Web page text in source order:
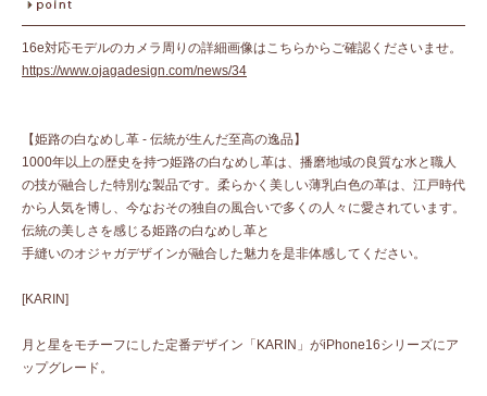
16e対応モデルのカメラ周りの詳細画像はこちらからご確認くださいませ。
https://www.ojagadesign.com/news/34
【姫路の白なめし革 - 伝統が生んだ至高の逸品】
1000年以上の歴史を持つ姫路の白なめし革は、播磨地域の良質な水と職人
の技が融合した特別な製品です。柔らかく美しい薄乳白色の革は、江戸時代
から人気を博し、今なおその独自の風合いで多くの人々に愛されています。
伝統の美しさを感じる姫路の白なめし革と
手縫いのオジャガデザインが融合した魅力を是非体感してください。
[KARIN]
月と星をモチーフにした定番デザイン「KARIN」がiPhone16シリーズにア
ップグレード。